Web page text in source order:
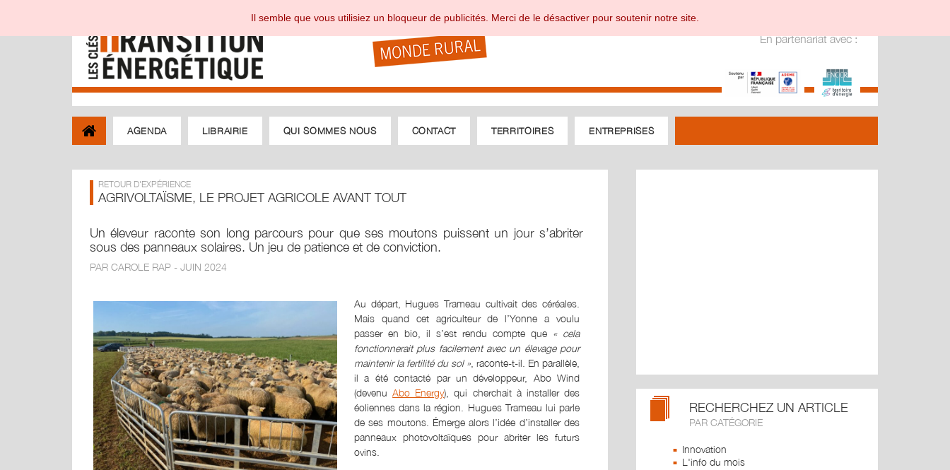
En partenariat avec :
AGENDA LIBRAIRIE QUI SOMMES NOUS CONTACT TERRITOIRES ENTREPRISES
RETOUR D'EXPÉRIENCE
AGRIVOLTAÏSME, LE PROJET AGRICOLE AVANT TOUT
Un éleveur raconte son long parcours pour que ses moutons puissent un jour s’abriter
sous des panneaux solaires. Un jeu de patience et de conviction.
PAR CAROLE RAP - JUIN 2024
Au départ, Hugues Trameau cultivait des céréales.
Mais quand cet agriculteur de l’Yonne a voulu
passer en bio, il s’est rendu compte que « cela
fonctionnerait plus facilement avec un élevage pour
maintenir la fertilité du sol » , raconte-t-il. En parallèle,
il a été contacté par un développeur, Abo Wind
(devenuAbo Energy), qui cherchait à installer des
éoliennes dans la région. Hugues Trameau lui parle
de ses moutons. Émerge alors l’idée d’installer des
panneaux photovoltaïques pour abriter les futurs
ovins.
RECHERCHEZ UN ARTICLE
PAR CATÉGORIE
Innovation
L'info du mois
Il semble que vous utilisiez un bloqueur de publicités. Merci de le désactiver pour soutenir notre site.